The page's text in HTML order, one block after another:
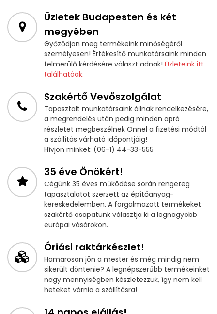
Üzletek Budapesten és két
megyében
Győződjön meg termékeink minőségéről
személyesen! Értékesítő munkatársaink minden
felmerülő kérdésére választ adnak! Üzleteink itt
találhatóak.
Szakértő Vevőszolgálat
Tapasztalt munkatársaink állnak rendelkezésére,
a megrendelés után pedig minden apró
részletet megbeszélnek Önnel a fizetési módtól
a szállítás várható időpontjáig!
Hívjon minket: (06-1) 44-33-555
35 éve Önökért!
Cégünk 35 éves működése során rengeteg
tapasztalatot szerzett az építőanyag-
kereskedelemben. A forgalmazott termékeket
szakértő csapatunk választja ki a legnagyobb
európai vásárokon.
Óriási raktárkészlet!
Hamarosan jön a mester és még mindig nem
sikerült döntenie? A legnépszerűbb termékeinket
nagy mennyiségben készletezzük, így nem kell
heteket várnia a szállításra!